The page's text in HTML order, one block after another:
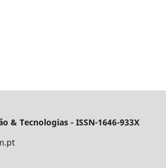
& Tecnologias - ISSN-1646-933X